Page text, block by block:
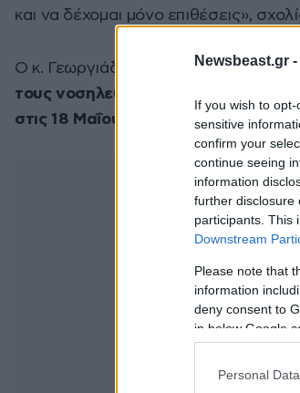
Newsbeast.gr -
If you wish to
sensitive
confirm your
continue seeing
information
further disclosure
participants. This
Downstream
Please note that
information
deny consent to
in below Google
Personal
και να δέχομαι μόνο επιθέσεις»,
Ο κ. Γεωργιάδης προανήγγειλε,
τους νοσηλευτές, οι οποίες θα
στις 18 Μαΐου.